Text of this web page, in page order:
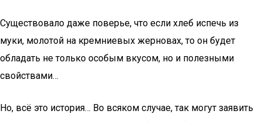
Существовало даже поверье, что если хлеб испечь из
муки, молотой на кремниевых жерновах, то он будет
обладать не только особым вкусом, но и полезными
свойствами…
Но, всё это история… Во всяком случае, так могут заявить